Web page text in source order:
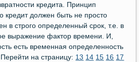
кредита. Принцип
кредит должен быть не просто
в строго определенный срок, т.е. в
выражение фактор времени. И,
есть временная определенность
на страницу: 13 14 15 16 17